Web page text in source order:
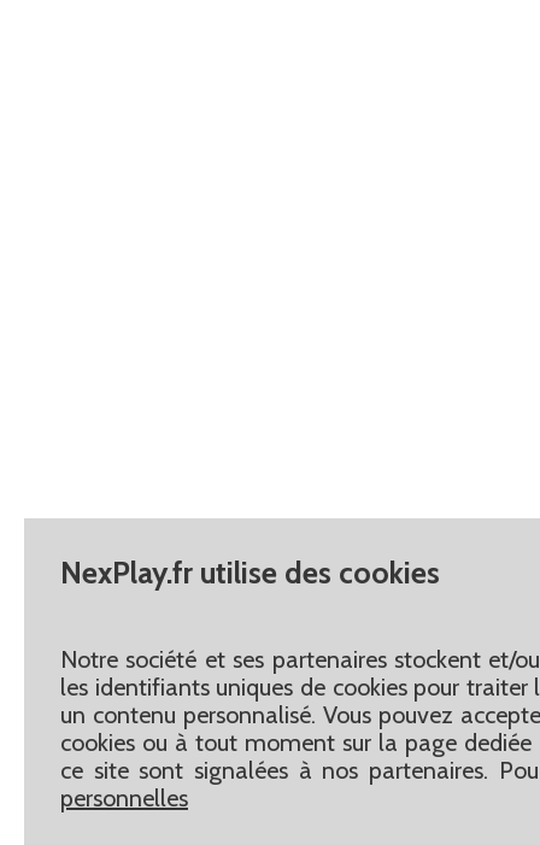
NexPlay.fr utilise des cookies
Notre société et ses partenaires stockent et/
les identifiants uniques de cookies pour
un contenu personnalisé. Vous pouvez
cookies ou à tout moment sur la page dediée
ce site sont signalées à nos partenaires.
personnelles